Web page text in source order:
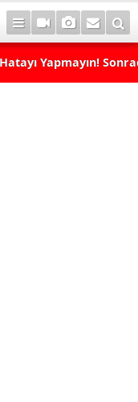
Yapmayın!